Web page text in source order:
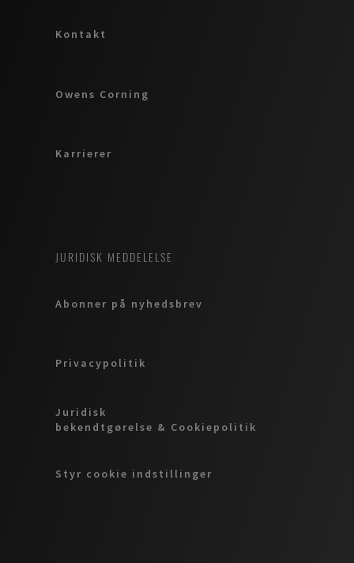
Kontakt
Owens Corning
Karrierer
JURIDISK MEDDELELSE
Abonner på nyhedsbrev
Privacypolitik
Juridisk
bekendtgørelse & Cookiepolitik
Styr cookie indstillinger